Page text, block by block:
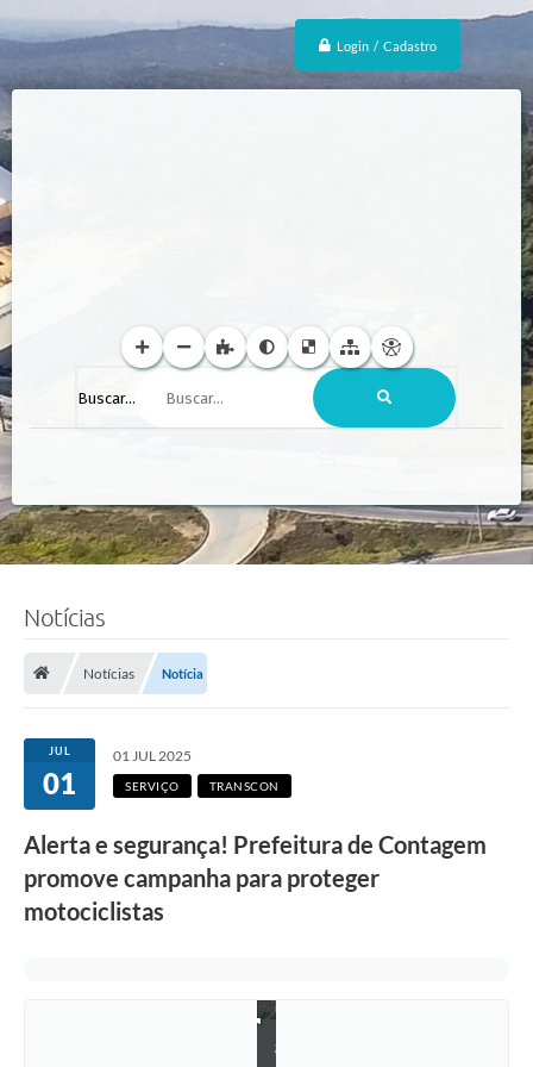
Login / Cadastro
Buscar...
Notícias
Notícias Notícia
JUL
01
01 JUL 2025
SERVIÇO TRANSCON
Alerta e segurança! Prefeitura de Contagem
promove campanha para proteger
motociclistas
F
o
t
u
g